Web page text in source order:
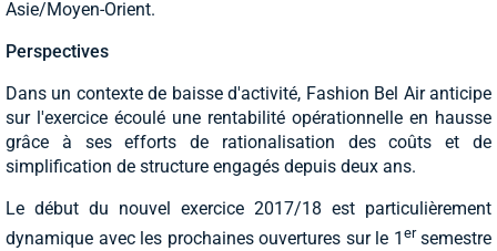
Asie/Moyen-Orient.
Perspectives
Dans un contexte de baisse d'activité, Fashion Bel Air anticipe
sur l'exercice écoulé une rentabilité opérationnelle en hausse
grâce à ses efforts de rationalisation des coûts et de
simplification de structure engagés depuis deux ans.
Le début du nouvel exercice 2017/18 est particulièrement
dynamique avec les prochaines ouvertures sur le 1 ersemestre